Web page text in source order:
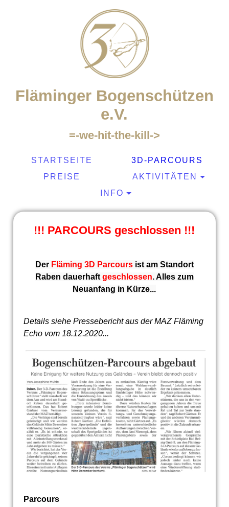
Fläminger Bogenschützen
e.V.
=-we-hit-the-kill->
STARTSEITE
3D-PARCOURS
PREISE
AKTIVITÄTEN
INFO
!!! PARCOURS geschlossen !!!
Der Fläming 3D Parcours ist am Standort
Raben dauerhaft geschlossen. Alles zum
Neuanfang in Kürze...
Details siehe Pressebericht aus der MAZ Fläming
Echo vom 18.12.2020...
Parcours